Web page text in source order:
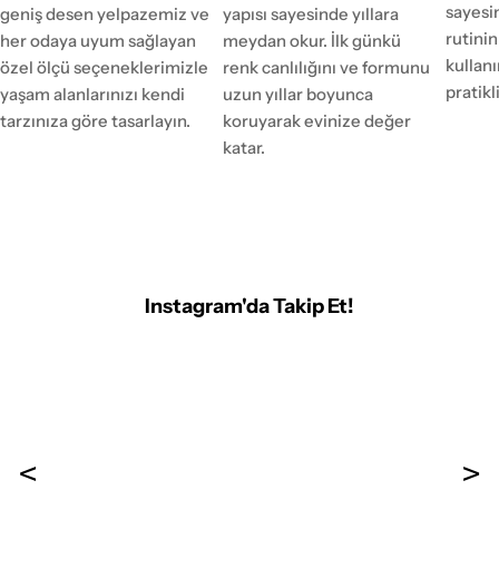
geniş desen yelpazemiz ve
her odaya uyum sağlayan
özel ölçü seçeneklerimizle
yaşam alanlarınızı kendi
tarzınıza göre tasarlayın.
yapısı sayesinde yıllara
meydan okur. İlk günkü
renk canlılığını ve formunu
uzun yıllar boyunca
koruyarak evinize değer
katar.
Instagram'da Takip Et!